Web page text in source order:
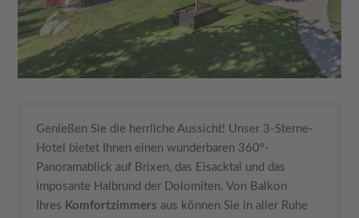
Genießen Sie die herrliche Aussicht! Unser 3-Sterne-
Hotel bietet Ihnen einen wunderbaren 360°-
Panoramablick auf Brixen, das Eisacktal und das
imposante Halbrund der Dolomiten. Von Balkon
Ihres Komfortzimmers aus können Sie in aller Ruhe